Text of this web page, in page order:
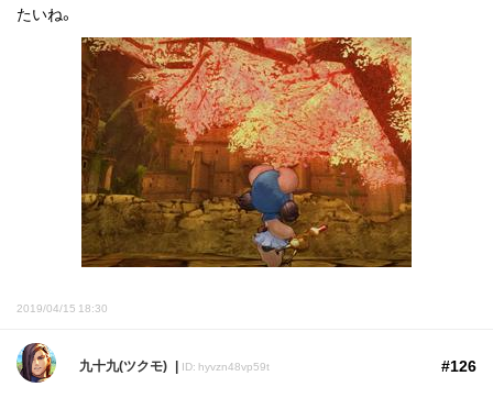
たいね。
2019/04/15 18:30
九十九(ツクモ) ID: hyvzn48vp59t #126